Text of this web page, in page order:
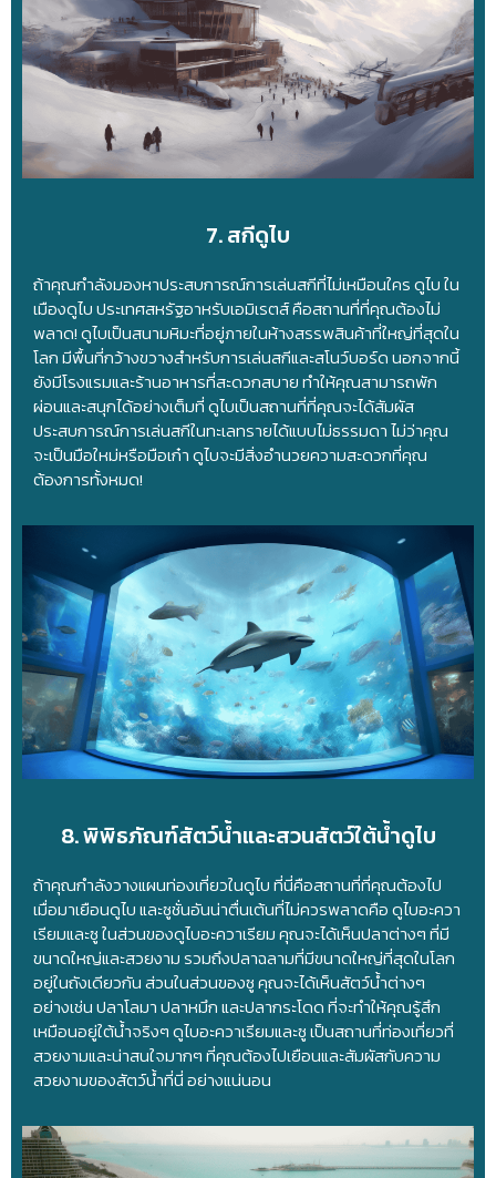
7. สกีดูไบ
ถ้าคุณกำลังมองหาประสบการณ์การเล่นสกีที่ไม่เหมือนใคร ดูไบ ใน
เมืองดูไบ ประเทศสหรัฐอาหรับเอมิเรตส์ คือสถานที่ที่คุณต้องไม่
พลาด! ดูไบเป็นสนามหิมะที่อยู่ภายในห้างสรรพสินค้าที่ใหญ่ที่สุดใน
โลก มีพื้นที่กว้างขวางสำหรับการเล่นสกีและสโนว์บอร์ด นอกจากนี้
ยังมีโรงแรมและร้านอาหารที่สะดวกสบาย ทำให้คุณสามารถพัก
ผ่อนและสนุกได้อย่างเต็มที่ ดูไบเป็นสถานที่ที่คุณจะได้สัมผัส
ประสบการณ์การเล่นสกีในทะเลทรายได้แบบไม่ธรรมดา ไม่ว่าคุณ
จะเป็นมือใหม่หรือมือเก๋า ดูไบจะมีสิ่งอำนวยความสะดวกที่คุณ
ต้องการทั้งหมด!
8. พิพิธภัณฑ์สัตว์น้ำและสวนสัตว์ใต้น้ำดูไบ
ถ้าคุณกำลังวางแผนท่องเที่ยวในดูไบ ที่นี่คือสถานที่ที่คุณต้องไป
เมื่อมาเยือนดูไบ และซูชั่นอันน่าตื่นเต้นที่ไม่ควรพลาดคือ ดูไบอะควา
เรียมและซู ในส่วนของดูไบอะควาเรียม คุณจะได้เห็นปลาต่างๆ ที่มี
ขนาดใหญ่และสวยงาม รวมถึงปลาฉลามที่มีขนาดใหญ่ที่สุดในโลก
อยู่ในถังเดียวกัน ส่วนในส่วนของซู คุณจะได้เห็นสัตว์น้ำต่างๆ
อย่างเช่น ปลาโลมา ปลาหมึก และปลากระโดด ที่จะทำให้คุณรู้สึก
เหมือนอยู่ใต้น้ำจริงๆ ดูไบอะควาเรียมและซู เป็นสถานที่ท่องเที่ยวที่
สวยงามและน่าสนใจมากๆ ที่คุณต้องไปเยือนและสัมผัสกับความ
สวยงามของสัตว์น้ำที่นี่ อย่างแน่นอน